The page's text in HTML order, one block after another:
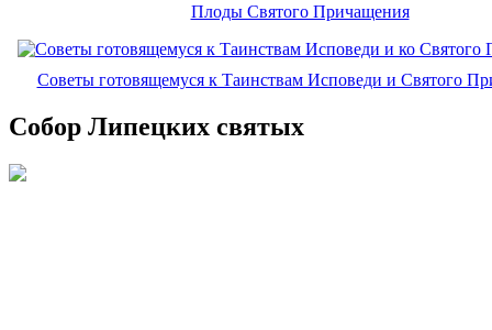
Плоды Святого Причащения
Советы готовящемуся к Таинствам Исповеди и Святого
Собор Липецких святых